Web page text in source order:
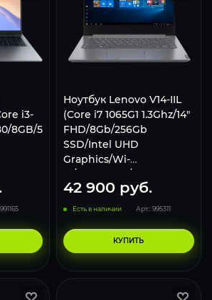
i3-
8GB/512GB
Ноутбук Lenovo V14-IIL
(Core i7 1065G1 1.3Ghz/14"
FHD/8Gb/256Gb
SSD/Intel UHD
Graphics/Wi-
Fi/Bluetooth/Win 10 Pro)
82C400S6RU, Grey
42 900руб.
Есть в наличии Арт.: 995311
КУПИТЬ